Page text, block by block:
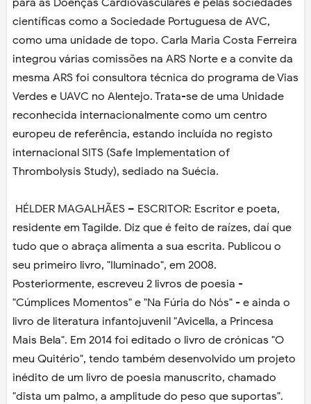
científicas como a Sociedade Portuguesa de AVC,
como uma unidade de topo. Carla Maria Costa Ferreira
integrou várias comissões na ARS Norte e a convite da
mesma ARS foi consultora técnica do programa de Vias
Verdes e UAVC no Alentejo. Trata-se de uma Unidade
reconhecida internacionalmente como um centro
europeu de referência, estando incluída no registo
internacional SITS (Safe Implementation of
Thrombolysis Study), sediado na Suécia.
HÉLDER MAGALHÃES – ESCRITOR: Escritor e poeta,
residente em Tagilde. Diz que é feito de raízes, daí que
tudo que o abraça alimenta a sua escrita. Publicou o
seu primeiro livro, "Iluminado", em 2008.
Posteriormente, escreveu 2 livros de poesia -
"Cúmplices Momentos" e "Na Fúria do Nós" - e ainda o
livro de literatura infantojuvenil "Avicella, a Princesa
Mais Bela". Em 2014 foi editado o livro de crónicas "O
meu Quitério", tendo também desenvolvido um projeto
inédito de um livro de poesia manuscrito, chamado
"dista um palmo, a amplitude do peso que suportas".